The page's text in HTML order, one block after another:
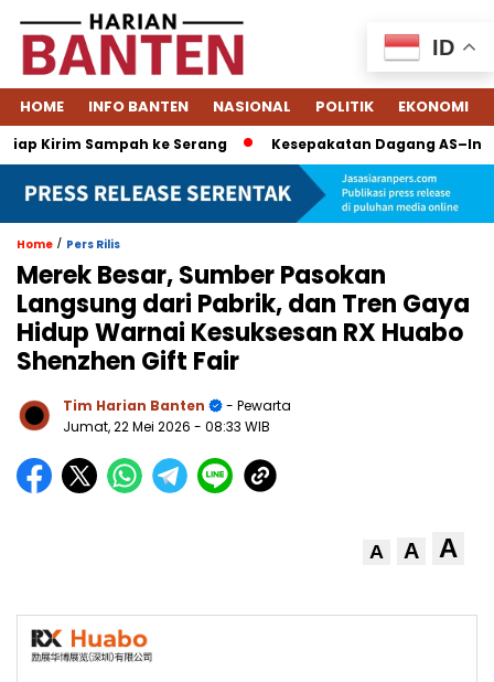
HOME INFO BANTEN NASIONAL POLITIK EKONOMI
Kirim Sampah ke Serang Kesepakatan Dagang
Home / Pers Rilis
Merek Besar, Sumber Pasokan
Langsung dari Pabrik, dan Tren Gaya
Hidup Warnai Kesuksesan RX Huabo
Shenzhen Gift Fair
Tim Harian Banten
- Pewarta
Jumat, 22 Mei 2026 - 08:33 WIB
A A A
ID